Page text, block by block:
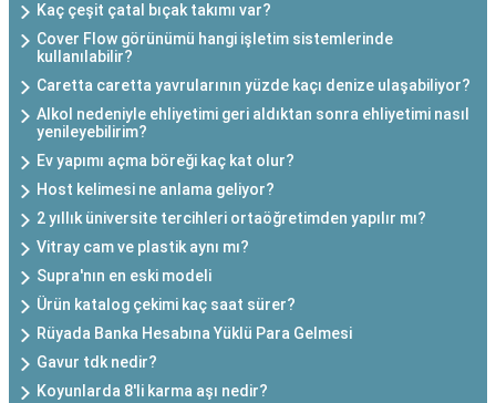
Kaç çeşit çatal bıçak takımı var?
Cover Flow görünümü hangi işletim sistemlerinde
kullanılabilir?
Caretta caretta yavrularının yüzde kaçı denize ulaşabiliyor?
Alkol nedeniyle ehliyetimi geri aldıktan sonra ehliyetimi nasıl
yenileyebilirim?
Ev yapımı açma böreği kaç kat olur?
Host kelimesi ne anlama geliyor?
2 yıllık üniversite tercihleri ortaöğretimden yapılır mı?
Vitray cam ve plastik aynı mı?
Supra'nın en eski modeli
Ürün katalog çekimi kaç saat sürer?
Rüyada Banka Hesabına Yüklü Para Gelmesi
Gavur tdk nedir?
Koyunlarda 8'li karma aşı nedir?